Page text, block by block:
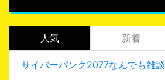
人気 新着
サイバーパンク2077なんでも雑談